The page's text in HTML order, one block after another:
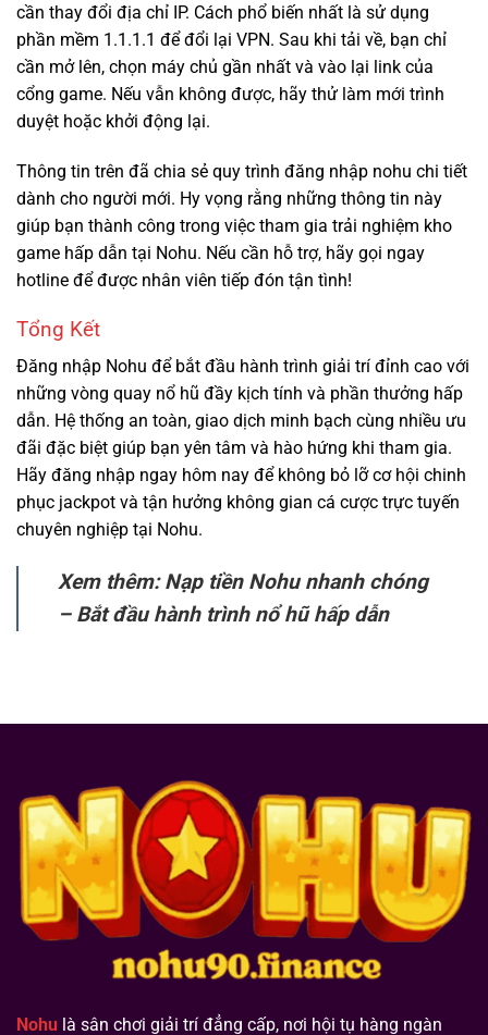
cần thay đổi địa chỉ IP. Cách phổ biến nhất là sử dụng
phần mềm 1.1.1.1 để đổi lại VPN. Sau khi tải về, bạn chỉ
cần mở lên, chọn máy chủ gần nhất và vào lại link của
cổng game. Nếu vẫn không được, hãy thử làm mới trình
duyệt hoặc khởi động lại.
Thông tin trên đã chia sẻ quy trình đăng nhập nohu chi tiết
dành cho người mới. Hy vọng rằng những thông tin này
giúp bạn thành công trong việc tham gia trải nghiệm kho
game hấp dẫn tại Nohu. Nếu cần hỗ trợ, hãy gọi ngay
hotline để được nhân viên tiếp đón tận tình!
Tổng Kết
Đăng nhập Nohu để bắt đầu hành trình giải trí đỉnh cao với
những vòng quay nổ hũ đầy kịch tính và phần thưởng hấp
dẫn. Hệ thống an toàn, giao dịch minh bạch cùng nhiều ưu
đãi đặc biệt giúp bạn yên tâm và hào hứng khi tham gia.
Hãy đăng nhập ngay hôm nay để không bỏ lỡ cơ hội chinh
phục jackpot và tận hưởng không gian cá cược trực tuyến
chuyên nghiệp tại Nohu.
Xem thêm: Nạp tiền Nohu nhanh chóng
– Bắt đầu hành trình nổ hũ hấp dẫn
Nohu là sân chơi giải trí đẳng cấp, nơi hội tụ hàng ngàn